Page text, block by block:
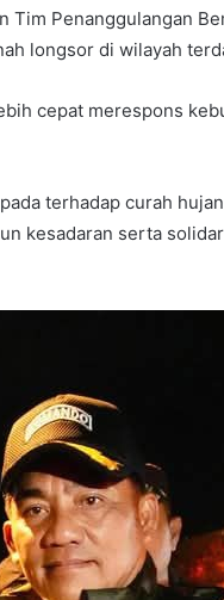
Tim Penanggulangan
longsor di wilayah
cepat merespons
terhadap curah
kesadaran serta